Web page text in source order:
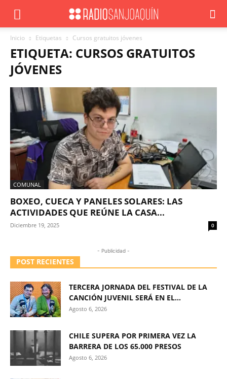
Inicio Etiquetas Cursos gratuitos jóvenes
ETIQUETA: CURSOS GRATUITOS
JÓVENES
COMUNAL
BOXEO, CUECA Y PANELES SOLARES: LAS
ACTIVIDADES QUE REÚNE LA CASA...
Diciembre 19, 2025 0
- Publicidad -
POST RECIENTES
TERCERA JORNADA DEL FESTIVAL DE LA
CANCIÓN JUVENIL SERÁ EN EL...
Agosto 6, 2026
CHILE SUPERA POR PRIMERA VEZ LA
BARRERA DE LOS 65.000 PRESOS
Agosto 6, 2026